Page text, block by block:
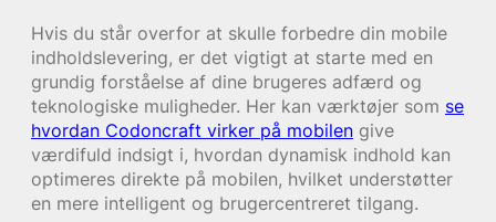
Hvis du står overfor at skulle forbedre din mobile
indholdslevering, er det vigtigt at starte med en
grundig forståelse af dine brugeres adfærd og
teknologiske muligheder. Her kan værktøjer som se
hvordan Codoncraft virker på mobilen give
værdifuld indsigt i, hvordan dynamisk indhold kan
optimeres direkte på mobilen, hvilket understøtter
en mere intelligent og brugercentreret tilgang.